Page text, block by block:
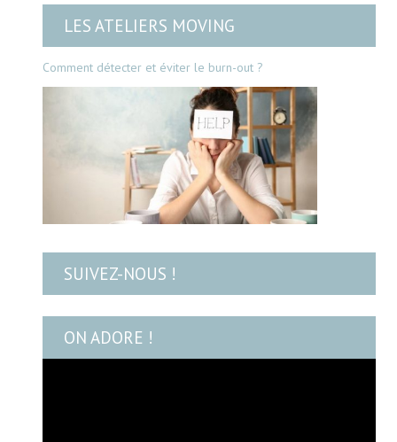
LES ATELIERS MOVING
Comment détecter et éviter le burn-out ?
SUIVEZ-NOUS !
ON ADORE !